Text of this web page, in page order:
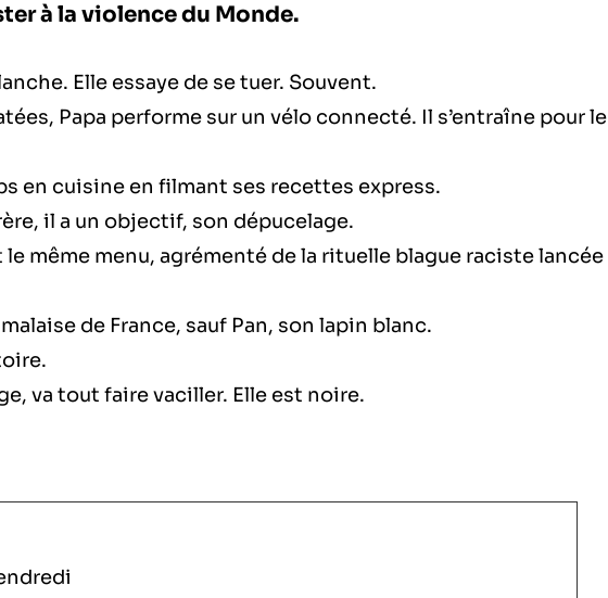
à la violence du Monde.
Elle essaye de se tuer. Souvent.
Papa performe sur un vélo connecté. Il s’entraîne pour le
en cuisine en filmant ses recettes express.
il a un objectif, son dépucelage.
le même menu, agrémenté de la rituelle blague raciste lancée
de France, sauf Pan, son lapin blanc.
va tout faire vaciller. Elle est noire.